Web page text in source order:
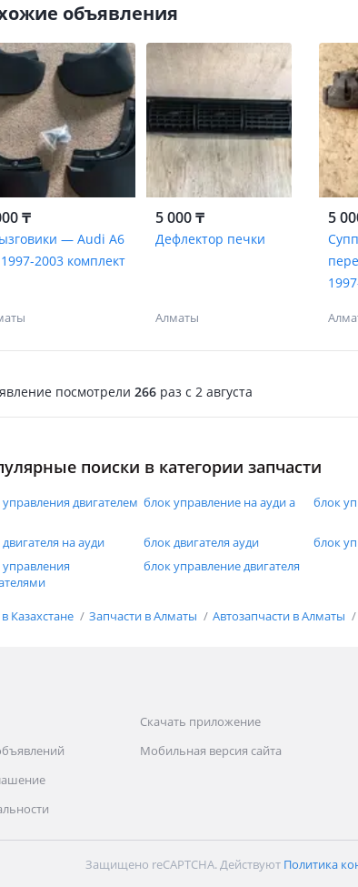
объявления
₸
— Audi A6
2003 комплект
5 000 ₸
Дефлектор печки
Алматы
5
посмотрели 266 раз c 2 августа
поиски в категории запчасти
двигателем блок управление на ауди а блок
на ауди блок двигателя ауди блок
блок управление двигателя
Казахстане Запчасти в Алматы Автозапчасти в Алматы
Скачать приложение
Мобильная версия сайта
Защищено reCAPTCHA. Действуют Политика